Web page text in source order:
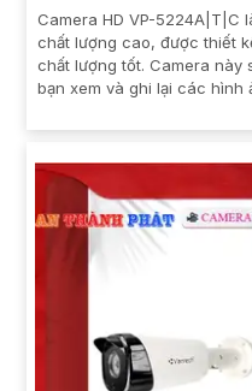
Camera HD VP-5224A|T|C
chất lượng cao, được thiết
chất lượng tốt. Camera này
bạn xem và ghi lại các hình